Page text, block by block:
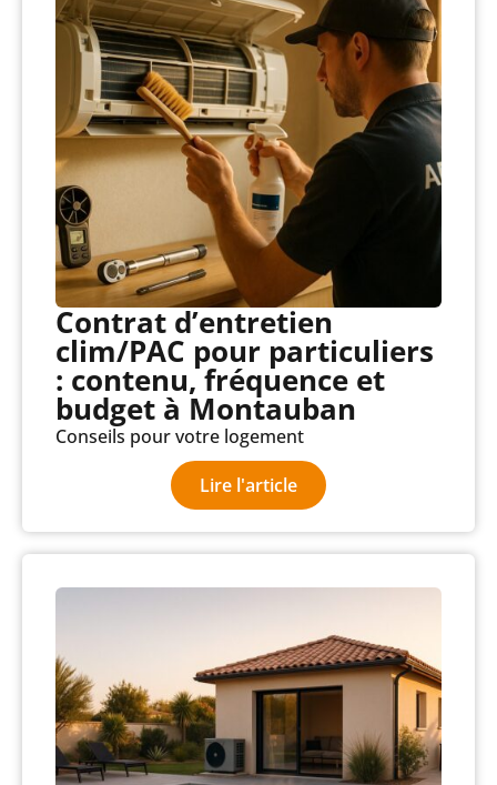
Contrat d’entretien
clim/PAC pour particuliers
: contenu, fréquence et
budget à Montauban
Conseils pour votre logement
Lire l'article